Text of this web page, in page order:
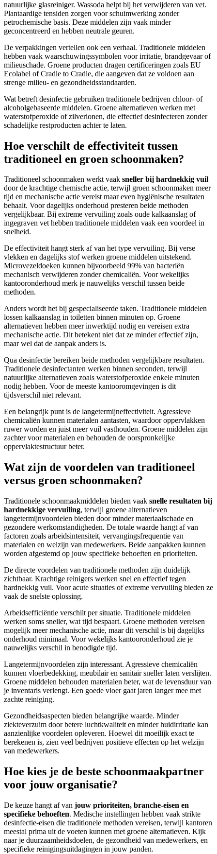
natuurlijke glasreiniger. Wassoda helpt bij het verwijderen van vet.
Plantaardige tensiden zorgen voor schuimwerking zonder
petrochemische basis. Deze middelen zijn vaak minder
geconcentreerd en hebben neutrale geuren.
De verpakkingen vertellen ook een verhaal. Traditionele middelen
hebben vaak waarschuwingssymbolen voor irritatie, brandgevaar of
milieuschade. Groene producten dragen certificeringen zoals EU
Ecolabel of Cradle to Cradle, die aangeven dat ze voldoen aan
strenge milieu- en gezondheidsstandaarden.
Wat betreft desinfectie gebruiken traditionele bedrijven chloor- of
alcoholgebaseerde middelen. Groene alternatieven werken met
waterstofperoxide of zilverionen, die effectief desinfecteren zonder
schadelijke restproducten achter te laten.
Hoe verschilt de effectiviteit tussen
traditioneel en groen schoonmaken?
Traditioneel schoonmaken werkt vaak sneller bij hardnekkig vuil
door de krachtige chemische actie, terwijl groen schoonmaken meer
tijd en mechanische actie vereist maar even hygiënische resultaten
behaalt. Voor dagelijks onderhoud presteren beide methoden
vergelijkbaar. Bij extreme vervuiling zoals oude kalkaanslag of
ingegraven vet hebben traditionele middelen vaak een voordeel in
snelheid.
De effectiviteit hangt sterk af van het type vervuiling. Bij verse
vlekken en dagelijks stof werken groene middelen uitstekend.
Microvezeldoeken kunnen bijvoorbeeld 99% van bacteriën
mechanisch verwijderen zonder chemicaliën. Voor wekelijks
kantooronderhoud merk je nauwelijks verschil tussen beide
methoden.
Anders wordt het bij gespecialiseerde taken. Traditionele middelen
lossen kalkaanslag in toiletten binnen minuten op. Groene
alternatieven hebben meer inwerktijd nodig en vereisen extra
mechanische actie. Dit betekent niet dat ze minder effectief zijn,
maar wel dat de aanpak anders is.
Qua desinfectie bereiken beide methoden vergelijkbare resultaten.
Traditionele desinfectanten werken binnen seconden, terwijl
natuurlijke alternatieven zoals waterstofperoxide enkele minuten
nodig hebben. Voor de meeste kantooromgevingen is dit
tijdsverschil niet relevant.
Een belangrijk punt is de langetermijneffectiviteit. Agressieve
chemicaliën kunnen materialen aantasten, waardoor oppervlakken
ruwer worden en juist meer vuil vasthouden. Groene middelen zijn
zachter voor materialen en behouden de oorspronkelijke
oppervlaktestructuur beter.
Wat zijn de voordelen van traditioneel
versus groen schoonmaken?
Traditionele schoonmaakmiddelen bieden vaak snelle resultaten bij
hardnekkige vervuiling, terwijl groene alternatieven
langetermijnvoordelen bieden door minder materiaalschade en
gezondere werkomstandigheden. De totale waarde hangt af van
factoren zoals arbeidsintensiteit, vervangingsfrequentie van
materialen en welzijn van medewerkers. Beide aanpakken kunnen
worden afgestemd op jouw specifieke behoeften en prioriteiten.
De directe voordelen van traditionele methoden zijn duidelijk
zichtbaar. Krachtige reinigers werken snel en effectief tegen
hardnekkig vuil. Voor acute situaties of extreme vervuiling bieden ze
vaak de snelste oplossing.
Arbeidsefficiëntie verschilt per situatie. Traditionele middelen
werken soms sneller, wat tijd bespaart. Groene methoden vereisen
mogelijk meer mechanische actie, maar dit verschil is bij dagelijks
onderhoud minimaal. Voor wekelijks kantooronderhoud zie je
nauwelijks verschil in benodigde tijd.
Langetermijnvoordelen zijn interessant. Agressieve chemicaliën
kunnen vloerbedekking, meubilair en sanitair sneller laten verslijten.
Groene middelen behouden materialen beter, wat de levensduur van
je inventaris verlengt. Een goede vloer gaat jaren langer mee met
zachte reiniging.
Gezondheidsaspecten bieden belangrijke waarde. Minder
ziekteverzuim door betere luchtkwaliteit en minder huidirritatie kan
aanzienlijke voordelen opleveren. Hoewel dit moeilijk exact te
berekenen is, zien veel bedrijven positieve effecten op het welzijn
van medewerkers.
Hoe kies je de beste schoonmaakpartner
voor jouw organisatie?
De keuze hangt af van jouw prioriteiten, branche-eisen en
specifieke behoeften. Medische instellingen hebben vaak strikte
desinfectie-eisen die traditionele methoden vereisen, terwijl kantoren
meestal prima uit de voeten kunnen met groene alternatieven. Kijk
naar je duurzaamheidsdoelen, de gezondheid van medewerkers, en
specifieke reinigingsuitdagingen in jouw panden.